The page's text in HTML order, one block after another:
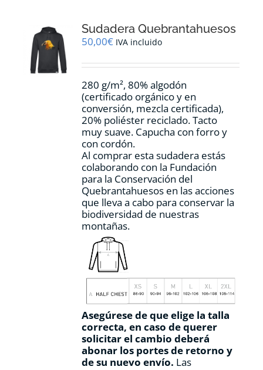
se
pueden
en
página
de
producto
Sudadera Quebrantahuesos
50,00€ IVA incluido
280 g/m², 80% algodón
(certificado orgánico y en
conversión, mezcla certificada),
20% poliéster reciclado. Tacto
muy suave. Capucha con forro y
con cordón.
Al comprar esta sudadera estás
colaborando con la Fundación
para la Conservación del
Quebrantahuesos en las acciones
que lleva a cabo para conservar la
biodiversidad de nuestras
montañas.
Asegúrese de que elige la talla
correcta, en caso de querer
solicitar el cambio deberá
abonar los portes de retorno y
de su nuevo envío. Las